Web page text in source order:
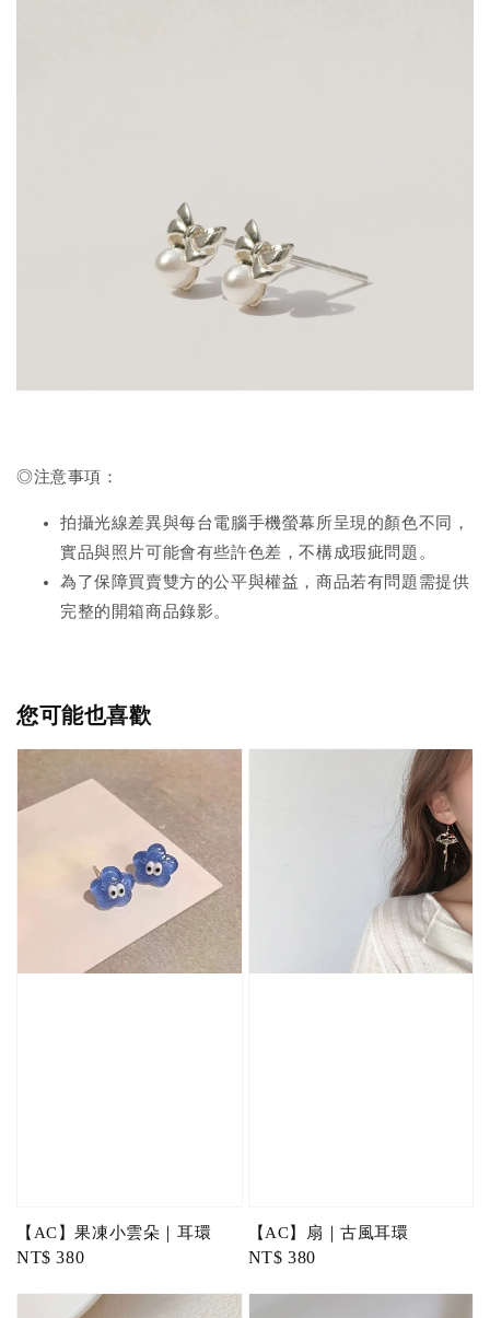
◎注意事項：
拍攝光線差異與每台電腦手機螢幕所呈現的顏色不同，
實品與照片可能會有些許色差，不構成瑕疵問題。
為了保障買賣雙方的公平與權益，商品若有問題需提供
完整的開箱商品錄影。
您可能也喜歡
【AC】果凍小雲朵｜耳環
Regular
NT$ 380
【AC】扇｜古風耳環
Regular
NT$ 380